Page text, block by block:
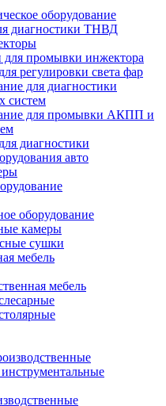
оборудование
диагностики ТНВД
для промывки инжектора
регулировки света фар
для диагностики
систем
для промывки АКПП и
диагностики
авто
оборудование
камеры
сушки
мебель
мебель